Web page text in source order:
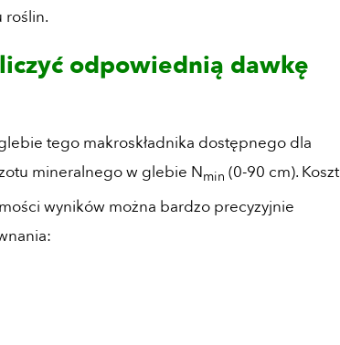
roślin.
odpowiednią dawkę
tego makroskładnika dostępnego dla
mineralnego w glebie Nmin (0-90 cm). Koszt
wyników można bardzo precyzyjnie